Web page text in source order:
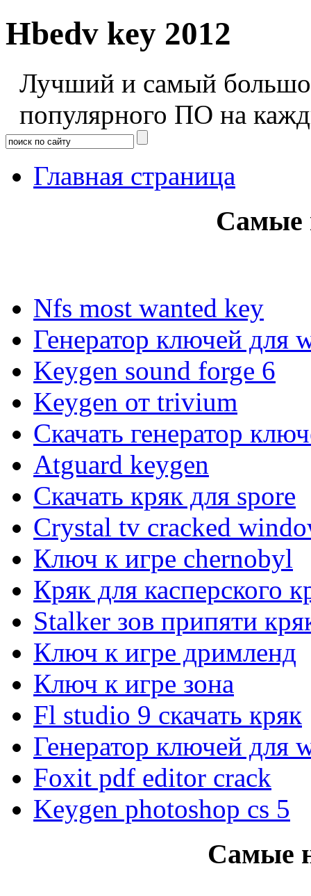
Hbedv key 2012
Лучший и самый
популярного ПО на
Главная страница
Самые
Nfs most wanted key
Генератор ключей для
Keygen sound forge 6
Keygen от trivium
Скачать генератор
Atguard keygen
Скачать кряк для spore
Crystal tv cracked
Ключ к игре chernobyl
Кряк для касперского
Stalker зов припяти
Ключ к игре дримленд
Ключ к игре зона
Fl studio 9 скачать кряк
Генератор ключей для
Foxit pdf editor crack
Keygen photoshop cs 5
Самые